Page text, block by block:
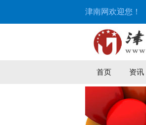
津南网欢迎您！
首页 资讯